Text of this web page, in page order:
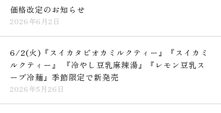
価格改定のお知らせ
2026年6月2日
6/2(火)『スイカタピオカミルクティー』『スイカミ
ルクティー』 『冷やし豆乳麻辣湯』『レモン豆乳ス
ープ冷麺』季節限定で新発売
2026年5月26日